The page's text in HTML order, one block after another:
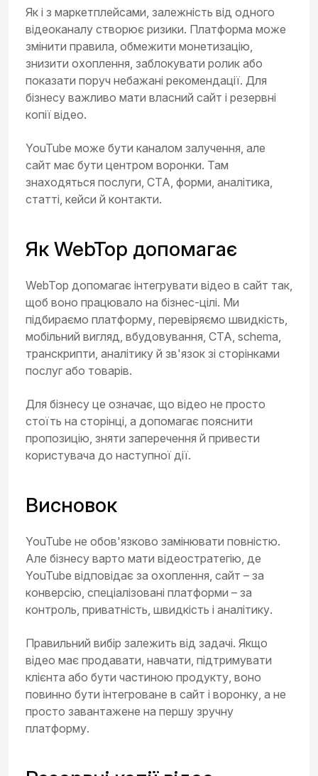
Як і з маркетплейсами, залежність від одного
відеоканалу створює ризики. Платформа може
змінити правила, обмежити монетизацію,
знизити охоплення, заблокувати ролик або
показати поруч небажані рекомендації. Для
бізнесу важливо мати власний сайт і резервні
копії відео.
YouTube може бути каналом залучення, але
сайт має бути центром воронки. Там
знаходяться послуги, CTA, форми, аналітика,
статті, кейси й контакти.
Як WebTop допомагає
WebTop допомагає інтегрувати відео в сайт так,
щоб воно працювало на бізнес-цілі. Ми
підбираємо платформу, перевіряємо швидкість,
мобільний вигляд, вбудовування, CTA, schema,
транскрипти, аналітику й зв'язок зі сторінками
послуг або товарів.
Для бізнесу це означає, що відео не просто
стоїть на сторінці, а допомагає пояснити
пропозицію, зняти заперечення й привести
користувача до наступної дії.
Висновок
YouTube не обов'язково замінювати повністю.
Але бізнесу варто мати відеостратегію, де
YouTube відповідає за охоплення, сайт – за
конверсію, спеціалізовані платформи – за
контроль, приватність, швидкість і аналітику.
Правильний вибір залежить від задачі. Якщо
відео має продавати, навчати, підтримувати
клієнта або бути частиною продукту, воно
повинно бути інтегроване в сайт і воронку, а не
просто завантажене на першу зручну
платформу.